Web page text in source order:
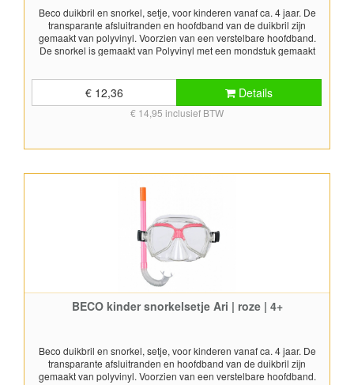
Beco duikbril en snorkel, setje, voor kinderen vanaf ca. 4 jaar. De
transparante afsluitranden en hoofdband van de duikbril zijn
gemaakt van polyvinyl. Voorzien van een verstelbare hoofdband.
De snorkel is gemaakt van Polyvinyl met een mondstuk gemaakt
€ 12,36 Details
€ 14,95 inclusief BTW
BECO kinder snorkelsetje Ari | roze | 4+
Beco duikbril en snorkel, setje, voor kinderen vanaf ca. 4 jaar. De
transparante afsluitranden en hoofdband van de duikbril zijn
gemaakt van polyvinyl. Voorzien van een verstelbare hoofdband.